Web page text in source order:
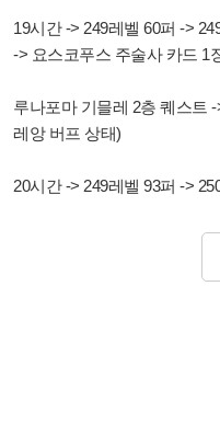
19시간 -> 249레벨 60퍼 ->
-> 요스코푸스 주술사 카드 1
루나포마 기믈레 2층 퀘스트
레앙 버프 상태)
20시간 -> 249레벨 93퍼 ->